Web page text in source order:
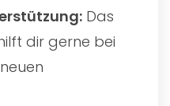
Das
dir gerne bei